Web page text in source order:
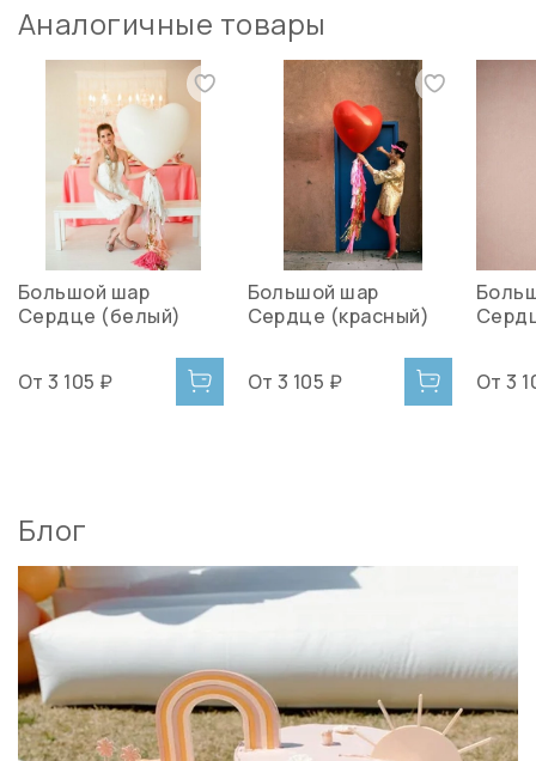
Аналогичные товары
Большой шар
Сердце (белый)
От 3 105 ₽
Большой шар
Сердце (красный)
От 3 105 ₽ От 3
Блог